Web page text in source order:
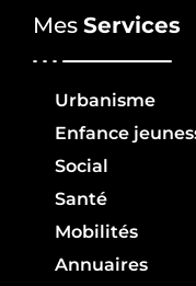
Mes Services
Urbanisme
Enfance
Social
Santé
Mobilités
Annuaires